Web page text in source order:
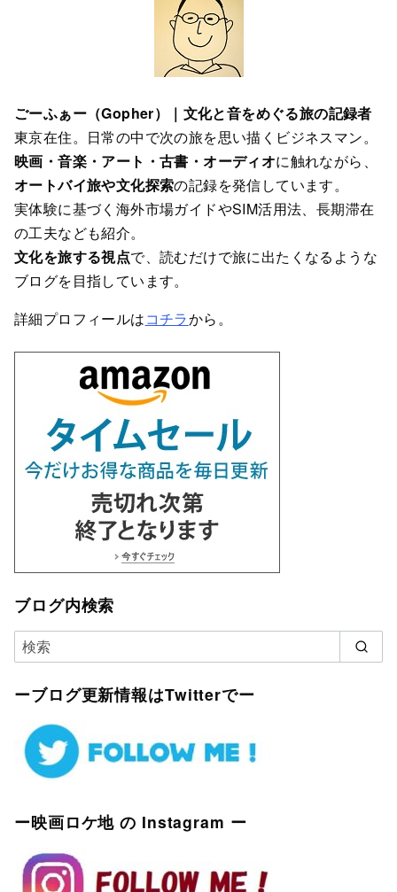
ごーふぁー（Gopher）｜文化と音をめぐる旅の記録者
東京在住。日常の中で次の旅を思い描くビジネスマン。
映画・音楽・アート・古書・オーディオに触れながら、
オートバイ旅や文化探索の記録を発信しています。
実体験に基づく海外市場ガイドやSIM活用法、長期滞在
の工夫なども紹介。
文化を旅する視点で、読むだけで旅に出たくなるような
ブログを目指しています。
詳細プロフィールはコチラから。
ブログ内検索
ーブログ更新情報はTwitterでー
ー映画ロケ地 の Instagram ー